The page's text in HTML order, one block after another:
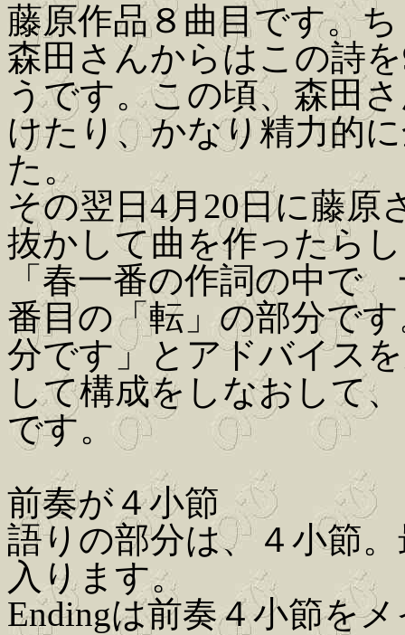
藤原作品８曲目です。
森田さんからはこの詩
うです。この頃、森田
けたり、かなり精力的
た。
その翌日4月20日に藤原
抜かして曲を作ったら
「春一番の作詞の中
番目の「転」の部分で
分です」とアドバイス
して構成をしなおして
です。
前奏が４小節
語りの部分は、４小節
入ります。
Endingは前奏４小節を